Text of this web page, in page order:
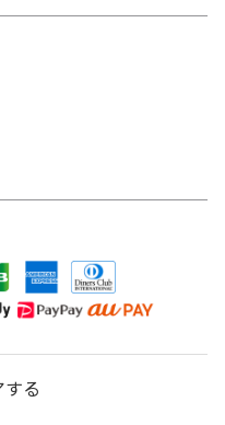
する